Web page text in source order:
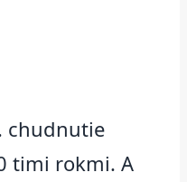
chudnutie
timi rokmi. A